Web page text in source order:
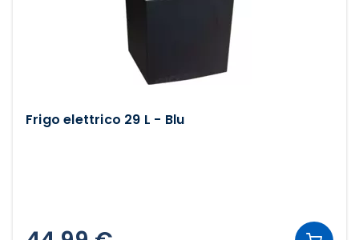
Frigo elettrico 29 L - Blu